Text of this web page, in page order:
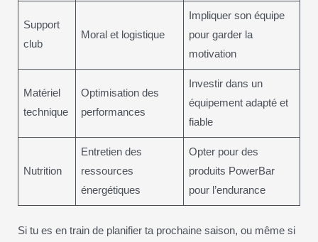
Support
club
Moral et logistique
Impliquer son équipe
pour garder la
motivation
Matériel
technique
Optimisation des
performances
Investir dans un
équipement adapté et
fiable
Nutrition
Entretien des
ressources
énergétiques
Opter pour des
produits PowerBar
pour l’endurance
Si tu es en train de planifier ta prochaine saison, ou même si